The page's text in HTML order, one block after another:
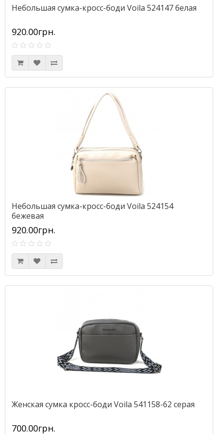
Небольшая сумка-кросс-боди Voila 524147 белая
920.00грн.
Небольшая сумка-кросс-боди Voila 524154
бежевая
920.00грн.
Женская сумка кросс-боди Voila 541158-62 серая
700.00грн.